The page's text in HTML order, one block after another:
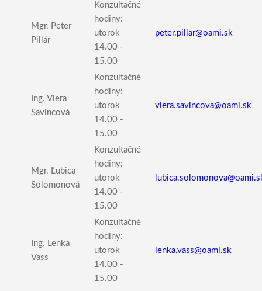
Mgr. Peter
Pillár
Konzultačné
hodiny:
utorok
14.00 -
15.00
peter.pillar@oami.sk
Ing. Viera
Savincová
Konzultačné
hodiny:
utorok
14.00 -
15.00
viera.savincova@oami.sk
Mgr. Ľubica
Solomonová
Konzultačné
hodiny:
utorok
14.00 -
15.00
Ing. Lenka
Vass
Konzultačné
hodiny:
utorok
14.00 -
15.00
lenka.vass@oami.sk